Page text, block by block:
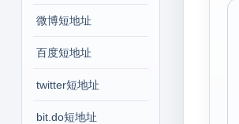
微博短地址
百度短地址
twitter短地址
bit.do短地址